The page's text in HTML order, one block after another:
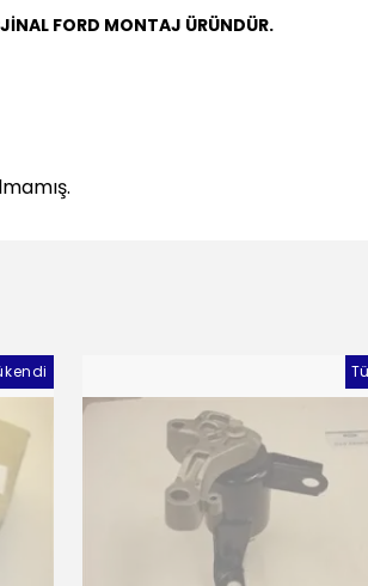
FORD MONTAJ ÜRÜNDÜR.